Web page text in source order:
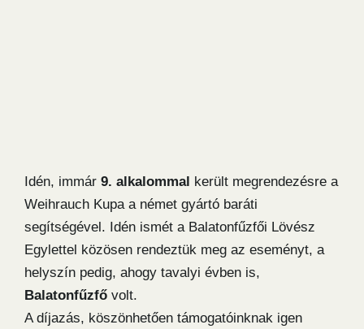
Idén, immár 9. alkalommal került megrendezésre a
Weihrauch Kupa a német gyártó baráti
segítségével. Idén ismét a Balatonfűzfői Lövész
Egylettel közösen rendeztük meg az eseményt, a
helyszín pedig, ahogy tavalyi évben is,
Balatonfűzfő volt.
A díjazás, köszönhetően támogatóinknak igen